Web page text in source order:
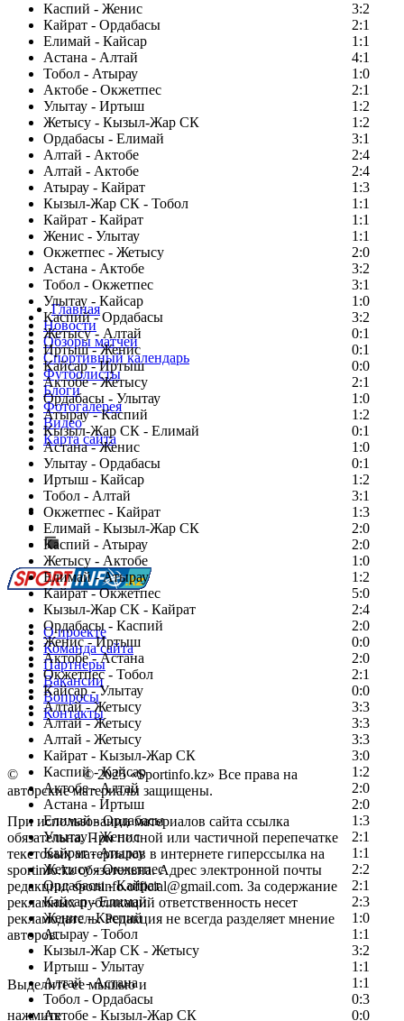
Каспий - Женис
3:2
Кайрат - Ордабасы
2:1
Елимай - Кайсар
1:1
Астана - Алтай
4:1
Тобол - Атырау
1:0
Актобе - Окжетпес
2:1
Улытау - Иртыш
1:2
Жетысу - Кызыл-Жар СК
1:2
Ордабасы - Елимай
3:1
Алтай - Актобе
2:4
Алтай - Актобе
2:4
Атырау - Кайрат
1:3
Кызыл-Жар СК - Тобол
1:1
Кайрат - Кайрат
1:1
Женис - Улытау
1:1
Окжетпес - Жетысу
2:0
Астана - Актобе
3:2
Тобол - Окжетпес
3:1
Улытау - Кайсар
1:0
Каспий - Ордабасы
3:2
Жетысу - Алтай
0:1
Иртыш - Женис
0:1
Кайсар - Иртыш
0:0
Актобе - Жетысу
2:1
Ордабасы - Улытау
1:0
Атырау - Каспий
1:2
Кызыл-Жар СК - Елимай
0:1
Астана - Женис
1:0
Улытау - Ордабасы
0:1
Иртыш - Кайсар
1:2
Тобол - Алтай
3:1
Окжетпес - Кайрат
1:3
Елимай - Кызыл-Жар СК
2:0
Каспий - Атырау
2:0
Жетысу - Актобе
1:0
Елимай - Атырау
1:2
Кайрат - Окжетпес
5:0
Кызыл-Жар СК - Кайрат
2:4
Ордабасы - Каспий
2:0
Женис - Иртыш
0:0
Актобе - Астана
2:0
Окжетпес - Тобол
2:1
Кайсар - Улытау
0:0
Алтай - Жетысу
3:3
Алтай - Жетысу
3:3
Алтай - Жетысу
3:3
Кайрат - Кызыл-Жар СК
3:0
Каспий - Кайсар
1:2
Актобе - Алтай
2:0
Астана - Иртыш
2:0
Елимай - Ордабасы
1:3
Улытау - Женис
2:1
Кайрат - Атырау
1:1
Жетысу - Окжетпес
2:2
Ордабасы - Кайрат
2:1
Кайсар - Елимай
2:3
Женис - Каспий
1:0
Атырау - Тобол
1:1
Кызыл-Жар СК - Жетысу
3:2
Иртыш - Улытау
1:1
Алтай - Астана
1:1
Тобол - Ордабасы
0:3
Актобе - Кызыл-Жар СК
0:0
Главная
Новости
Обзоры матчей
Спортивный календарь
Футболисты
Блоги
Фотогалерея
Видео
Карта сайта
Есть идея?
Сообщить о мероприятии
Перейти на старый сайт
О проекте
Команда сайта
Партнеры
Вакансии
Вопросы
Контакты
© Copyright© 2025 «Sportinfo.kz» Все права на
авторские материалы защищены.
При использовании материалов сайта ссылка
обязательна. При полной или частичной перепечатке
текстовых материалов в интернете гиперссылка на
sportinfo.kz обязательна. Адрес электронной почты
редакции: sportinfo.official@gmail.com. За содержание
рекламных публикаций ответственность несет
рекламодатель. Редакция не всегда разделяет мнение
авторов.
Заметили ошибку в тексте?
Выделите ее мышью и
нажмите